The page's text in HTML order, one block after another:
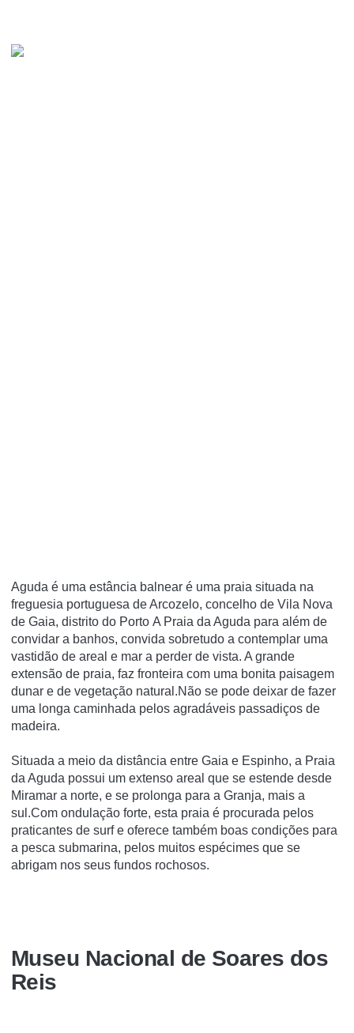
Aguda é uma estância balnear é uma praia situada na
freguesia portuguesa de Arcozelo, concelho de Vila Nova
de Gaia, distrito do Porto A Praia da Aguda para além de
convidar a banhos, convida sobretudo a contemplar uma
vastidão de areal e mar a perder de vista. A grande
extensão de praia, faz fronteira com uma bonita paisagem
dunar e de vegetação natural.Não se pode deixar de fazer
uma longa caminhada pelos agradáveis passadiços de
madeira.
Situada a meio da distância entre Gaia e Espinho, a Praia
da Aguda possui um extenso areal que se estende desde
Miramar a norte, e se prolonga para a Granja, mais a
sul.Com ondulação forte, esta praia é procurada pelos
praticantes de surf e oferece também boas condições para
a pesca submarina, pelos muitos espécimes que se
abrigam nos seus fundos rochosos.
Museu Nacional de Soares dos
Reis